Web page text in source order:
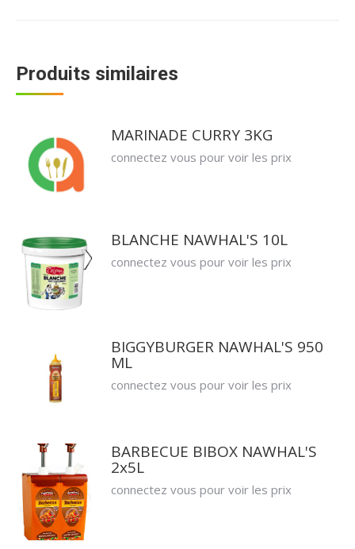
Produits similaires
MARINADE CURRY 3KG
connectez vous pour voir les prix
BLANCHE NAWHAL'S 10L
connectez vous pour voir les prix
BIGGYBURGER NAWHAL'S 950
ML
connectez vous pour voir les prix
BARBECUE BIBOX NAWHAL'S
2x5L
connectez vous pour voir les prix